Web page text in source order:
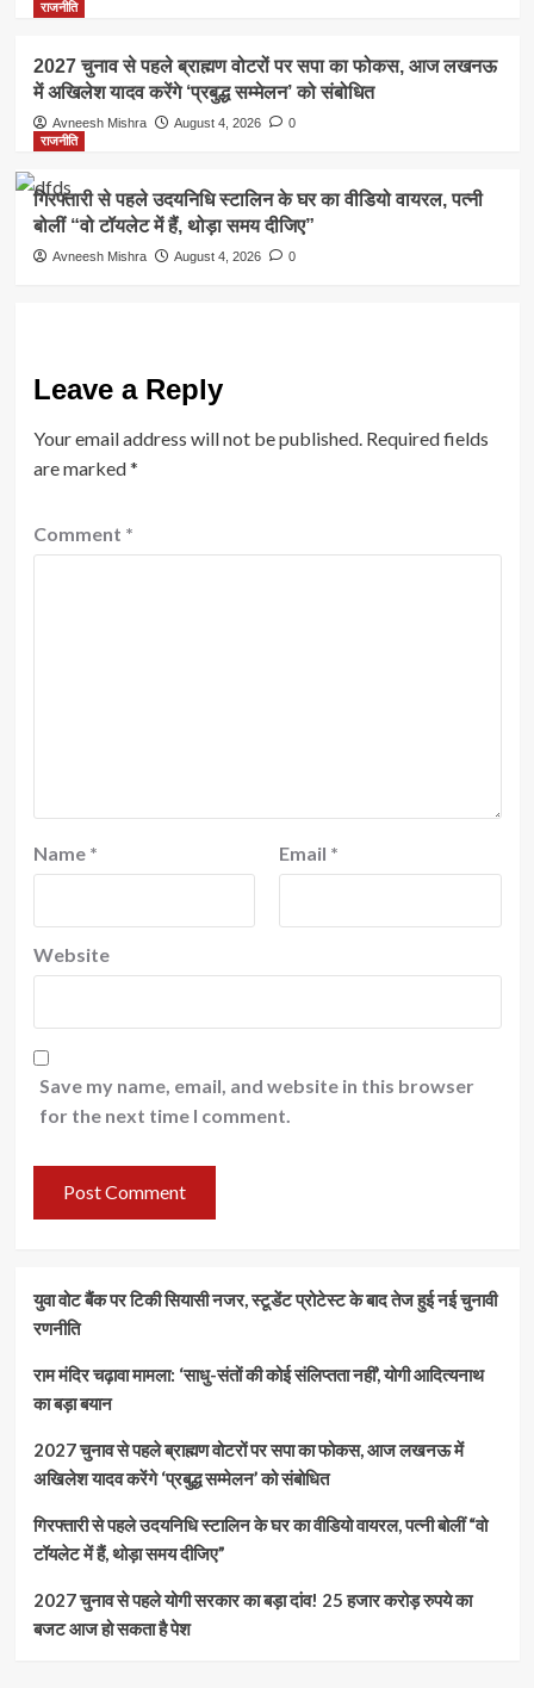
राजनीति
2027 चुनाव से पहले ब्राह्मण वोटरों पर सपा का फोकस, आज लखनऊ
में अखिलेश यादव करेंगे ‘प्रबुद्ध सम्मेलन’ को संबोधित
Avneesh Mishra August 4, 2026
0
राजनीति
गिरफ्तारी से पहले उदयनिधि स्टालिन के घर का वीडियो वायरल, पत्नी
बोलीं “वो टॉयलेट में हैं, थोड़ा समय दीजिए”
Avneesh Mishra August 4, 2026 0
Leave a Reply
Your email address will not be published. Required fields
are marked*
Comment *
Name * Email *
Website
Save my name, email, and website in this browser
for the next time I comment.
युवा वोट बैंक पर टिकी सियासी नजर, स्टूडेंट प्रोटेस्ट के बाद तेज हुई नई चुनावी
रणनीति
राम मंदिर चढ़ावा मामला: ‘साधु-संतों की कोई संलिप्तता नहीं’, योगी आदित्यनाथ
का बड़ा बयान
2027 चुनाव से पहले ब्राह्मण वोटरों पर सपा का फोकस, आज लखनऊ में
अखिलेश यादव करेंगे ‘प्रबुद्ध सम्मेलन’ को संबोधित
गिरफ्तारी से पहले उदयनिधि स्टालिन के घर का वीडियो वायरल, पत्नी बोलीं “वो
टॉयलेट में हैं, थोड़ा समय दीजिए”
2027 चुनाव से पहले योगी सरकार का बड़ा दांव! 25 हजार करोड़ रुपये का
बजट आज हो सकता है पेश